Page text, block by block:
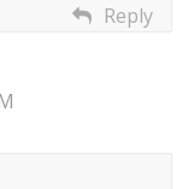
Reply